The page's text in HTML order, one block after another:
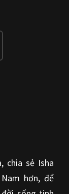
chia sẻ Isha
hơn, để